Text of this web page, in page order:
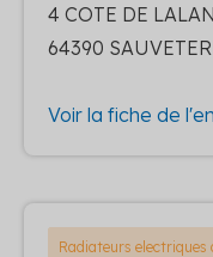
4 COTE DE
64390
Voir la fiche de
Radiateurs